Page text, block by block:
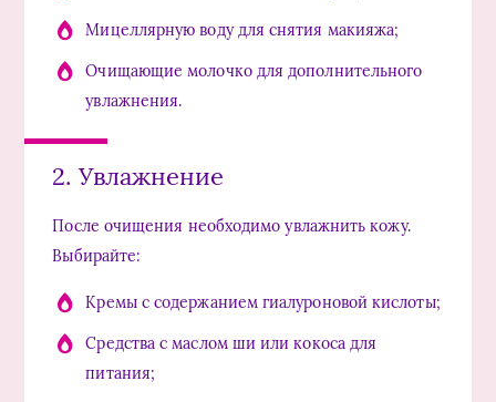
Мицеллярную воду для снятия макияжа;
Очищающие молочко для дополнительного
увлажнения.
2. Увлажнение
После очищения необходимо увлажнить кожу.
Выбирайте:
Кремы с содержанием гиалуроновой кислоты;
Средства с маслом ши или кокоса для
питания;